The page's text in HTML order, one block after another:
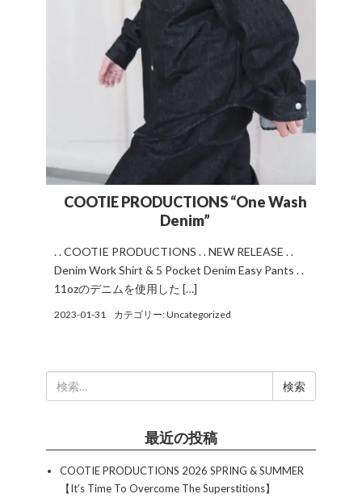
COOTIE PRODUCTIONS “One Wash
Denim”
. . COOTIE PRODUCTIONS . . NEW RELEASE . .
Denim Work Shirt & 5 Pocket Denim Easy Pants . .
11ozのデニムを使用した […]
2023-01-31 カテゴリー:Uncategorized
索:
最近の投稿
COOTIE PRODUCTIONS 2026 SPRING & SUMMER
【It’s Time To Overcome The Superstitions】